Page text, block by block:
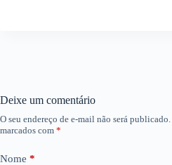
Deixe um comentário
O seu endereço de e-mail não será publicado.
marcados com *
Nome *